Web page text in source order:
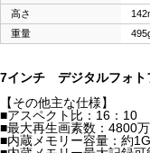
高さ
重量
7インチ デジタルフォト
【その他主な仕様】
■アスペクト比：16：10
■最大再生画素数：4800
■内蔵メモリー容量：約